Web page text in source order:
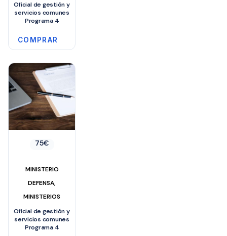
Oficial de gestión y
servicios comunes
Programa 4
COMPRAR
75€
MINISTERIO
DEFENSA
MINISTERIOS
Oficial de gestión y
servicios comunes
Programa 4